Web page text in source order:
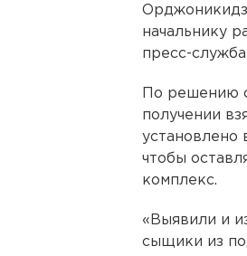
начальнику
пресс-
По решению
получении
установлено
чтобы
комплекс.
«Выявили и
сыщики из